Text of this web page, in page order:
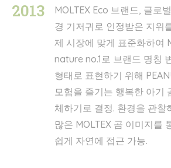
2013
MOLTEX Eco 브랜드, 글로
경 기저귀로 인정받은 지위
제 시장에 맞게 표준화하여
nature no.1로 브랜드 명칭
형태로 표현하기 위해
모험을 즐기는 행복한 아기
체하기로 결정. 환경을 관찰
많은 MOLTEX 곰 이미지를
쉽게 자연에 접근 가능.